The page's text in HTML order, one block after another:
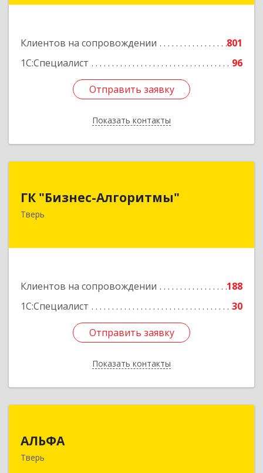
Клиентов на сопровождении
801
1С:Специалист
96
Отправить заявку
Показать контакты
Подробнее
Отправить заявку
Назад
ГК "Бизнес-Алгоритмы"
Тверь
Клиентов на сопровождении
188
1С:Специалист
30
Отправить заявку
Показать контакты
170006, Тверская обл, Тверь г, Брагина ул, дом
Подробнее
Отправить заявку
Назад
АЛЬФА
Тверь